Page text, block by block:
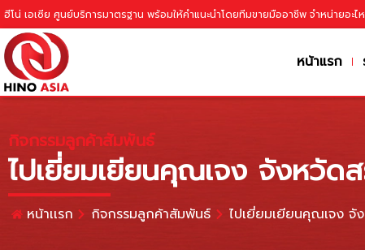
ฮีโน่ เอเซีย ศูนย์บริการมาตรฐาน พร้อมให้คำแนะนำโดยทีมขายมืออาชีพ จำหน่ายอะ
หน้าแรก
กิจกรรมลูกค้าสัมพันธ์
ไปเยี่ยมเยียนคุณเจง จังหวัดส
หน้าเเรก กิจกรรมลูกค้าสัมพันธ์ ไปเยี่ยมเยียนคุณเจง จั